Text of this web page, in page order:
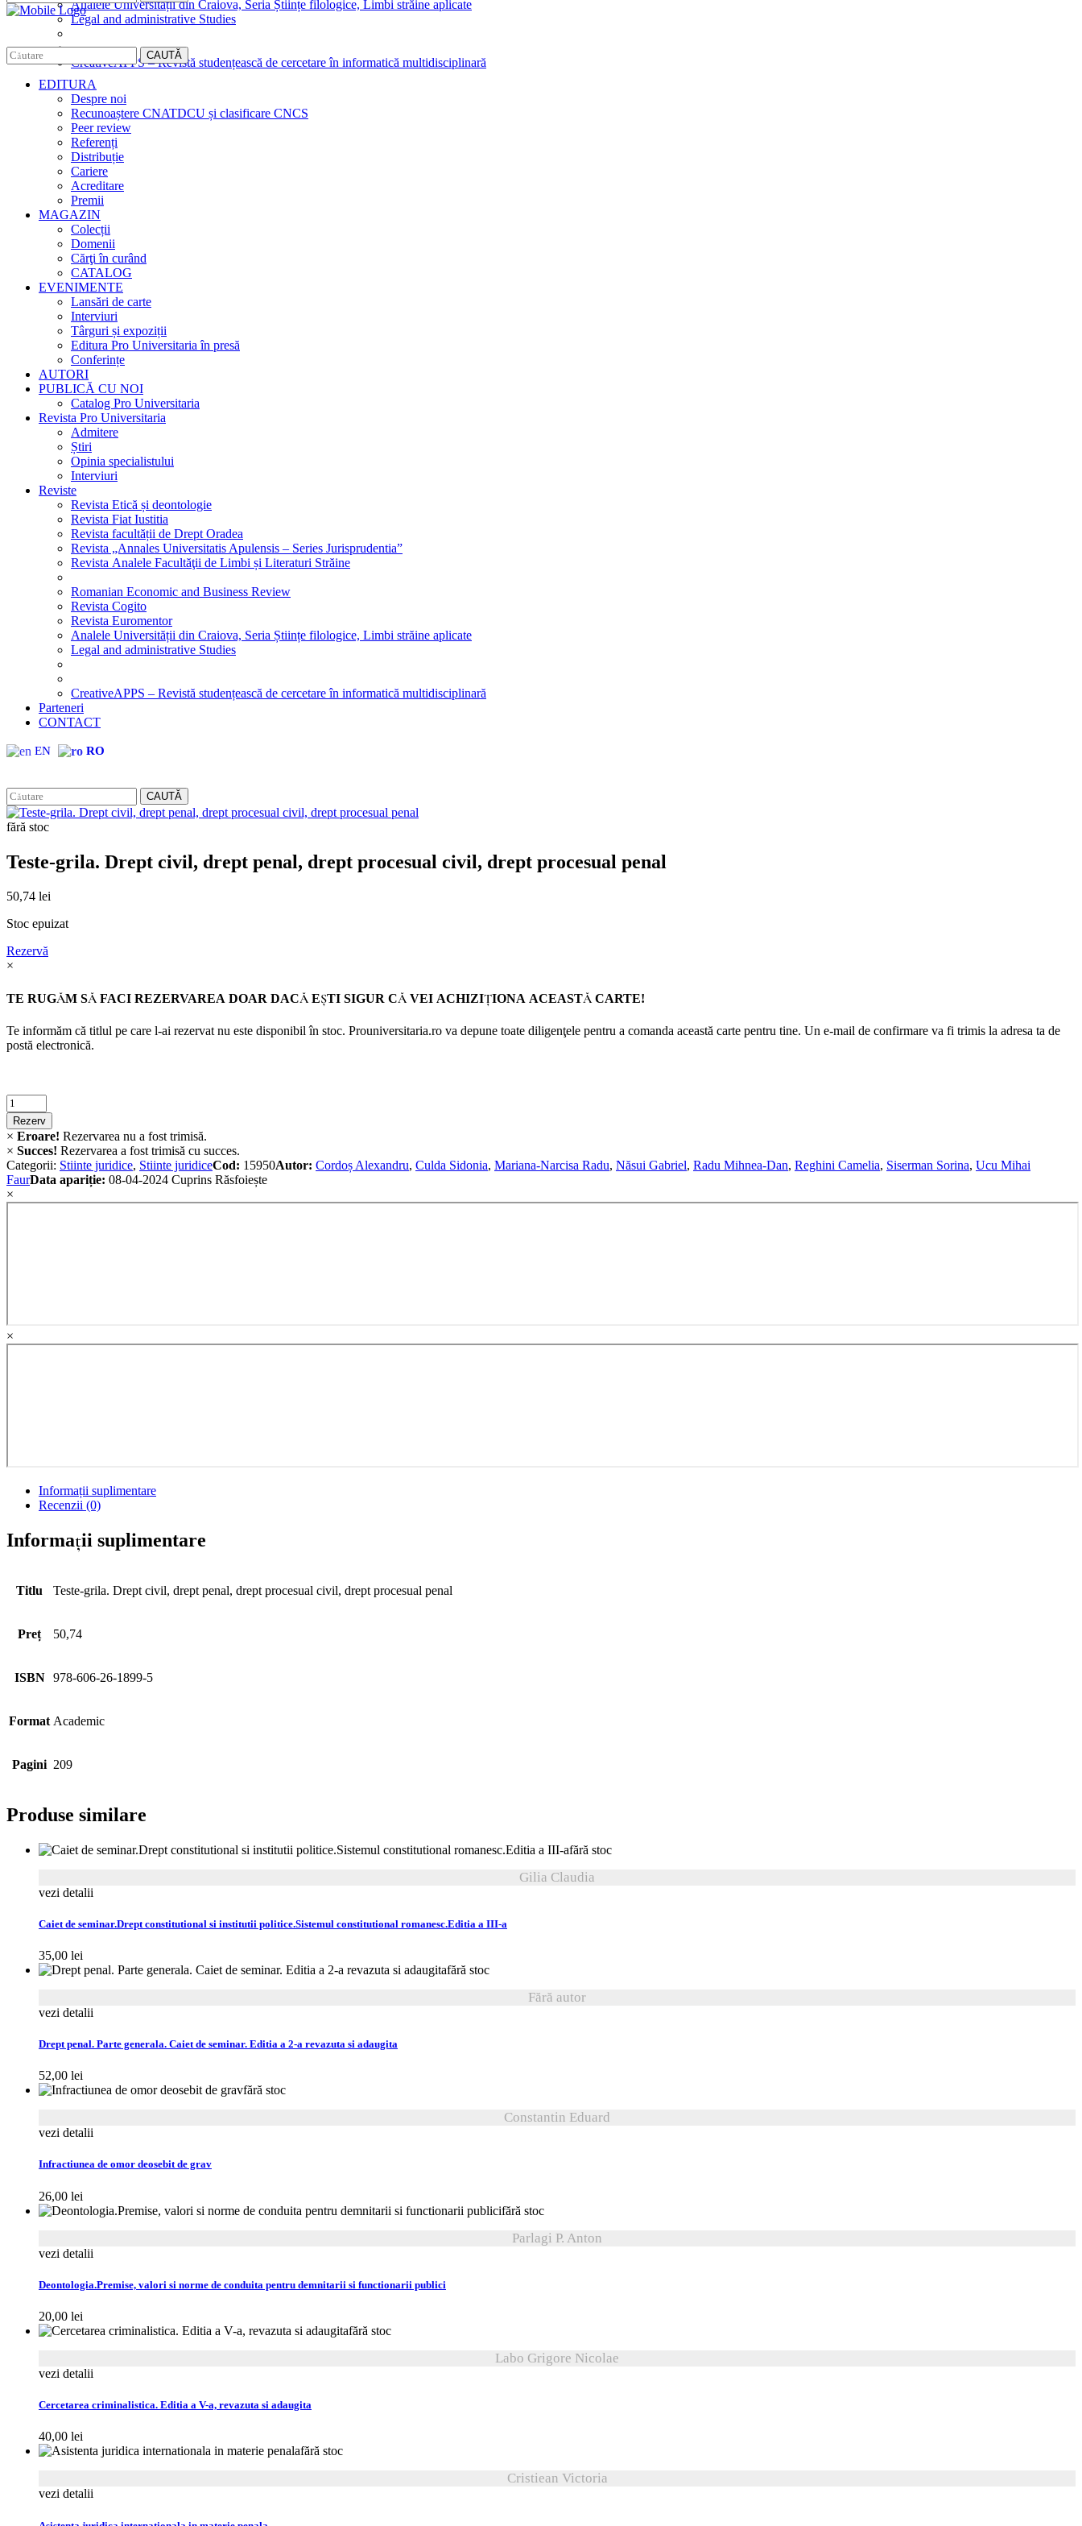
Analele Universității din Craiova, Seria Științe filologice, Limbi străine aplicate
Legal and administrative Studies
CreativeAPPS – Revistă studențească de cercetare în informatică multidisciplinară
CAUTĂ
EDITURA
Despre noi
Recunoaștere CNATDCU și clasificare CNCS
Peer review
Referenți
Distribuție
Cariere
Acreditare
Premii
MAGAZIN
Colecții
Domenii
Cărţi în curând
CATALOG
EVENIMENTE
Lansări de carte
Interviuri
Târguri și expoziții
Editura Pro Universitaria în presă
Conferințe
AUTORI
PUBLICĂ CU NOI
Catalog Pro Universitaria
Revista Pro Universitaria
Admitere
Știri
Opinia specialistului
Interviuri
Reviste
Revista Etică și deontologie
Revista Fiat Iustitia
Revista facultății de Drept Oradea
Revista „Annales Universitatis Apulensis – Series Jurisprudentia”
Revista Analele Facultăţii de Limbi și Literaturi Străine
Romanian Economic and Business Review
Revista Cogito
Revista Euromentor
Analele Universității din Craiova, Seria Științe filologice, Limbi străine aplicate
Legal and administrative Studies
CreativeAPPS – Revistă studențească de cercetare în informatică multidisciplinară
Parteneri
CONTACT
EN RO
CAUTĂ
fără stoc
Teste-grila. Drept civil, drept penal, drept procesual civil, drept procesual penal
50,74 lei
Stoc epuizat
Rezervă
×
TE RUGĂM SĂ FACI REZERVAREA DOAR DACĂ EŞTI SIGUR CĂ VEI ACHIZIŢIONA ACEASTĂ CARTE!
Te informăm că titlul pe care l-ai rezervat nu este disponibil în stoc. Prouniversitaria.ro va depune toate diligenţele pentru a comanda această carte pentru tine. Un e-mail de confirmare va fi trimis la adresa ta de
postă electronică.
Criminalistica
quantity
Rezerv
× Eroare! Rezervarea nu a fost trimisă.
× Succes! Rezervarea a fost trimisă cu succes.
Categorii: Stiinte juridice, Stiinte juridiceCod: 15950Autor: Cordoș Alexandru, Culda Sidonia, Mariana-Narcisa Radu, Năsui Gabriel, Radu Mihnea-Dan, Reghini Camelia, Siserman Sorina, Ucu Mihai
FaurData apariție: 08-04-2024 Cuprins Răsfoiește
×
×
Informații suplimentare
Recenzii (0)
Informații suplimentare
Titlu Teste-grila. Drept civil, drept penal, drept procesual civil, drept procesual penal
Preț 50,74
ISBN 978-606-26-1899-5
Format Academic
Pagini 209
Produse similare
fără stoc
Gilia Claudia
vezi detalii
Caiet de seminar.Drept constitutional si institutii politice.Sistemul constitutional romanesc.Editia a III-a
35,00 lei
fără stoc
Fără autor
vezi detalii
Drept penal. Parte generala. Caiet de seminar. Editia a 2-a revazuta si adaugita
52,00 lei
fără stoc
Constantin Eduard
vezi detalii
Infractiunea de omor deosebit de grav
26,00 lei
fără stoc
Parlagi P. Anton
vezi detalii
Deontologia.Premise, valori si norme de conduita pentru demnitarii si functionarii publici
20,00 lei
fără stoc
Labo Grigore Nicolae
vezi detalii
Cercetarea criminalistica. Editia a V-a, revazuta si adaugita
40,00 lei
fără stoc
Cristiean Victoria
vezi detalii